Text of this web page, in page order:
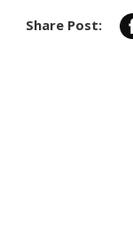
Share Post: